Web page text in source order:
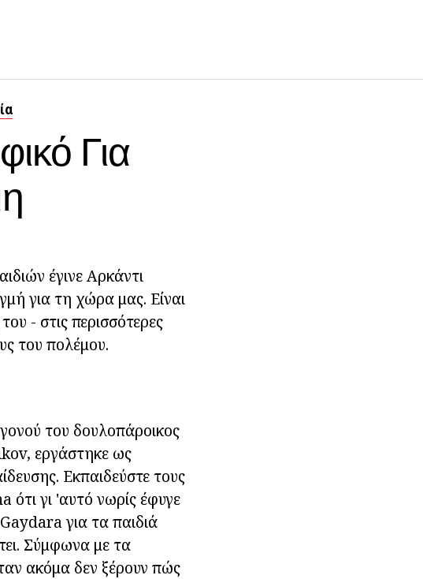
Για
έγινε Αρκάντι
για τη χώρα μας. Είναι
- στις περισσότερες
του πολέμου.
του δουλοπάροικος
εργάστηκε ως
Εκπαιδεύστε τους
γι 'αυτό νωρίς έφυγε
για τα παιδιά
Σύμφωνα με τα
ακόμα δεν ξέρουν πώς